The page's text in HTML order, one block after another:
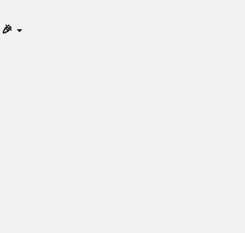
матеріал та тип чаші, якщо